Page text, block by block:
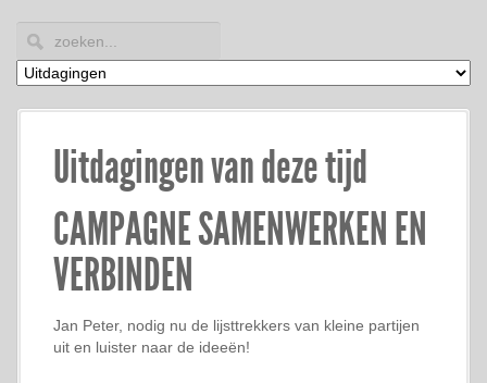
Uitdagingen van deze tijd
CAMPAGNE SAMENWERKEN EN
VERBINDEN
Jan Peter, nodig nu de lijsttrekkers van kleine partijen
uit en luister naar de ideeën!